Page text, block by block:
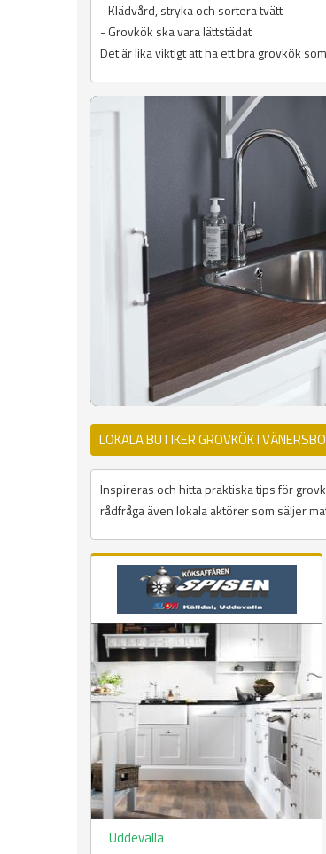
- Klädvård, stryka och sortera tvätt
- Grovkök ska vara lättstädat
Det är lika viktigt att ha ett bra grovkök
LOKALA BUTIKER GROVKÖK I
Inspireras och hitta praktiska tips för
rådfråga även lokala aktörer som säljer
Uddevalla